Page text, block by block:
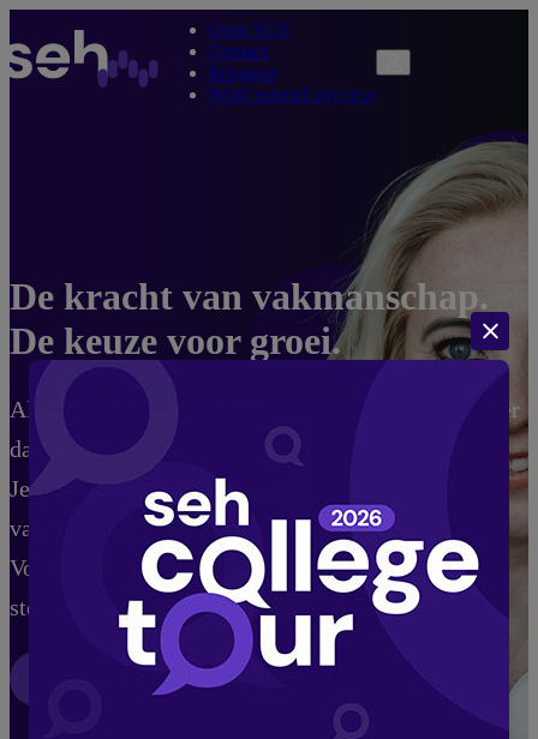
Over SEH
Contact
Inloggen
Word erkend adviseur
De kracht van vakmanschap.
De keuze voor groei.
Als Erkend Financieel Adviseur investeer je in meer
dan kennis.
Je kiest voor kwaliteit, vertrouwen en blijvend
vakmanschap.
Voor jezelf, voor je klant — en voor een sector die
sterker wordt wanneer je je blijft ontwikkelen.
Ik wil Erkend adviseur worden